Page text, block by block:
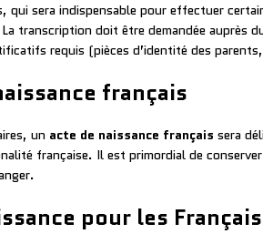
qui sera indispensable pour effectuer
transcription doit être demandée auprès
requis (pièces d’identité des
français
un acte de naissance français sera
française. Il est primordial de
pour les